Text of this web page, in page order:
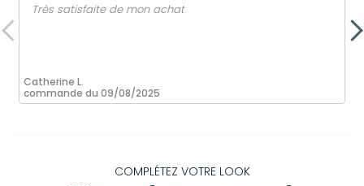
Catherine L.
commande du 09/08/2025
Très satisfaite de mon achat
COMPLÉTEZ VOTRE LOOK